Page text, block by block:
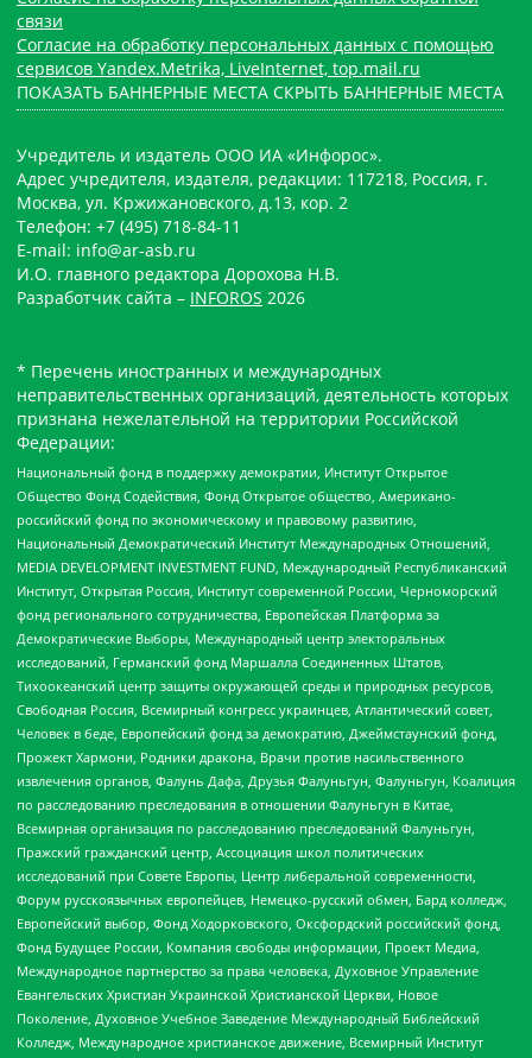
связи
Согласие на обработку персональных данных с помощью
сервисов Yandex.Metrika, LiveInternet, top.mail.ru
ПОКАЗАТЬ БАННЕРНЫЕ МЕСТА СКРЫТЬ БАННЕРНЫЕ МЕСТА
Учредитель и издатель ООО ИА «Инфорос».
Адрес учредителя, издателя, редакции: 117218, Россия, г.
Москва, ул. Кржижановского, д.13, кор. 2
Телефон: +7 (495) 718-84-11
E-mail: info@ar-asb.ru
И.О. главного редактора Дорохова Н.В.
Разработчик сайта – INFOROS 2026
* Перечень иностранных и международных
неправительственных организаций, деятельность которых
признана нежелательной на территории Российской
Федерации:
Национальный фонд в поддержку демократии, Институт Открытое
Общество Фонд Содействия, Фонд Открытое общество, Американо-
российский фонд по экономическому и правовому развитию,
Национальный Демократический Институт Международных Отношений,
MEDIA DEVELOPMENT INVESTMENT FUND, Международный Республиканский
Институт, Открытая Россия, Институт современной России, Черноморский
фонд регионального сотрудничества, Европейская Платформа за
Демократические Выборы, Международный центр электоральных
исследований, Германский фонд Маршалла Соединенных Штатов,
Тихоокеанский центр защиты окружающей среды и природных ресурсов,
Свободная Россия, Всемирный конгресс украинцев, Атлантический совет,
Человек в беде, Европейский фонд за демократию, Джеймстаунский фонд,
Прожект Хармони, Родники дракона, Врачи против насильственного
извлечения органов, Фалунь Дафа, Друзья Фалуньгун, Фалуньгун, Коалиция
по расследованию преследования в отношении Фалуньгун в Китае,
Всемирная организация по расследованию преследований Фалуньгун,
Пражский гражданский центр, Ассоциация школ политических
исследований при Совете Европы, Центр либеральной современности,
Форум русскоязычных европейцев, Немецко-русский обмен, Бард колледж,
Европейский выбор, Фонд Ходорковского, Оксфордский российский фонд,
Фонд Будущее России, Компания свободы информации, Проект Медиа,
Международное партнерство за права человека, Духовное Управление
Евангельских Христиан Украинской Христианской Церкви, Новое
Поколение, Духовное Учебное Заведение Международный Библейский
Колледж, Международное христианское движение, Всемирный Институт